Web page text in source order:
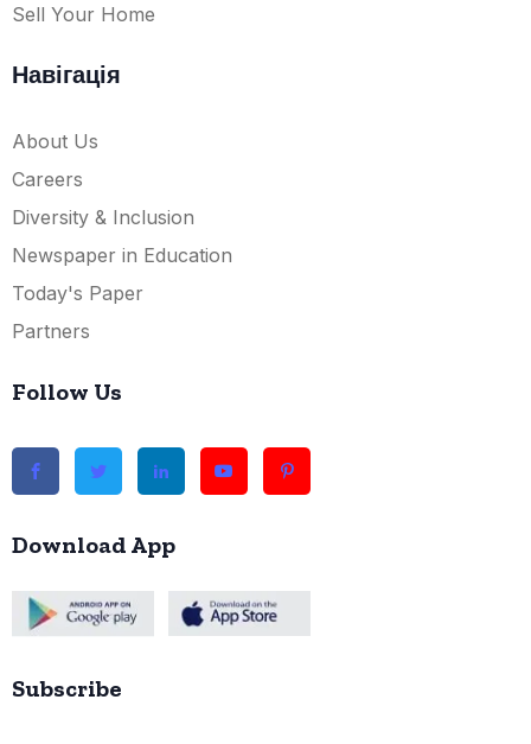
Sell Your Home
Навігація
About Us
Careers
Diversity & Inclusion
Newspaper in Education
Today's Paper
Partners
Follow Us
Download App
Subscribe